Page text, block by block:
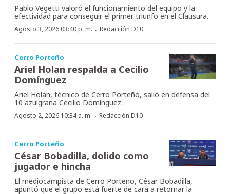
Pablo Vegetti valoró el funcionamiento del equipo y la
efectividad para conseguir el primer triunfo en el Clausura.
Agosto 3, 2026 03:40 p. m. · Redacción D10
Cerro Porteño
Ariel Holan respalda a Cecilio
Domínguez
Ariel Holan, técnico de Cerro Porteño, salió en defensa del
10 azulgrana Cecilio Domínguez.
Agosto 2, 2026 10:34 a. m. · Redacción D10
Cerro Porteño
César Bobadilla, dolido como
jugador e hincha
El mediocampista de Cerro Porteño, César Bobadilla,
apuntó que el grupo está fuerte de cara a retomar la